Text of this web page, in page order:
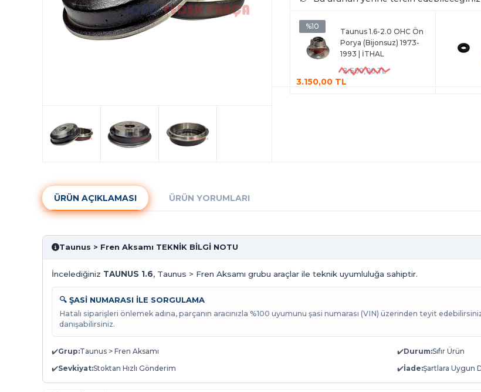
Taunus 1.6-2.0 OHC Ön
Porya (Bijonsuz) 1973-
1993 | İTHAL
3.500,00 TL
3.150,00 TL
%10
ÜRÜN AÇIKLAMASI ÜRÜN YORUMLARI
Taunus > Fren Aksamı TEKNİK BİLGİ NOTU
İncelediğiniz TAUNUS 1.6, Taunus > Fren Aksamı grubu araçlar ile teknik uyumluluğa sahiptir.
🔍 ŞASİ NUMARASI İLE SORGULAMA
Hatalı siparişleri önlemek adına, parçanın aracınızla %100 uyumunu şasi numarası (VIN) üzerinden teyit
danışabilirsiniz.
✔️Grup:Taunus > Fren Aksamı ✔️Durum:Sıfır Ürün
✔️Sevkiyat:Stoktan Hızlı Gönderim ✔️İade:Şartlara Uygun